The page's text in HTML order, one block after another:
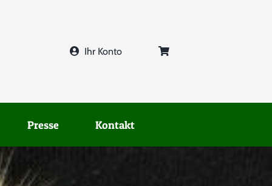
Ihr Konto
Presse Kontakt